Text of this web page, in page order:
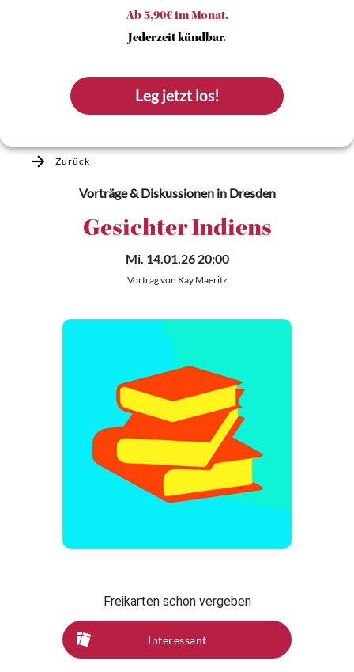
Ab 5,90€ im Monat.
Jederzeit kündbar.
Leg jetzt los!
Zurück
Vorträge & Diskussionenin Dresden
Gesichter Indiens
Mi. 14.01.26 20:00
Vortrag von Kay Maeritz
Freikarten schon vergeben
Interessant